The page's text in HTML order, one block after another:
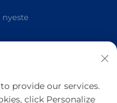
nyeste
provide our services.
click Personalize